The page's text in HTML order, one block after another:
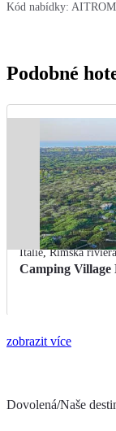
Kód nabídky:
Podobné
Itálie,Římská riviéra
Camping Village
zobrazit více
Dovolená/Naše